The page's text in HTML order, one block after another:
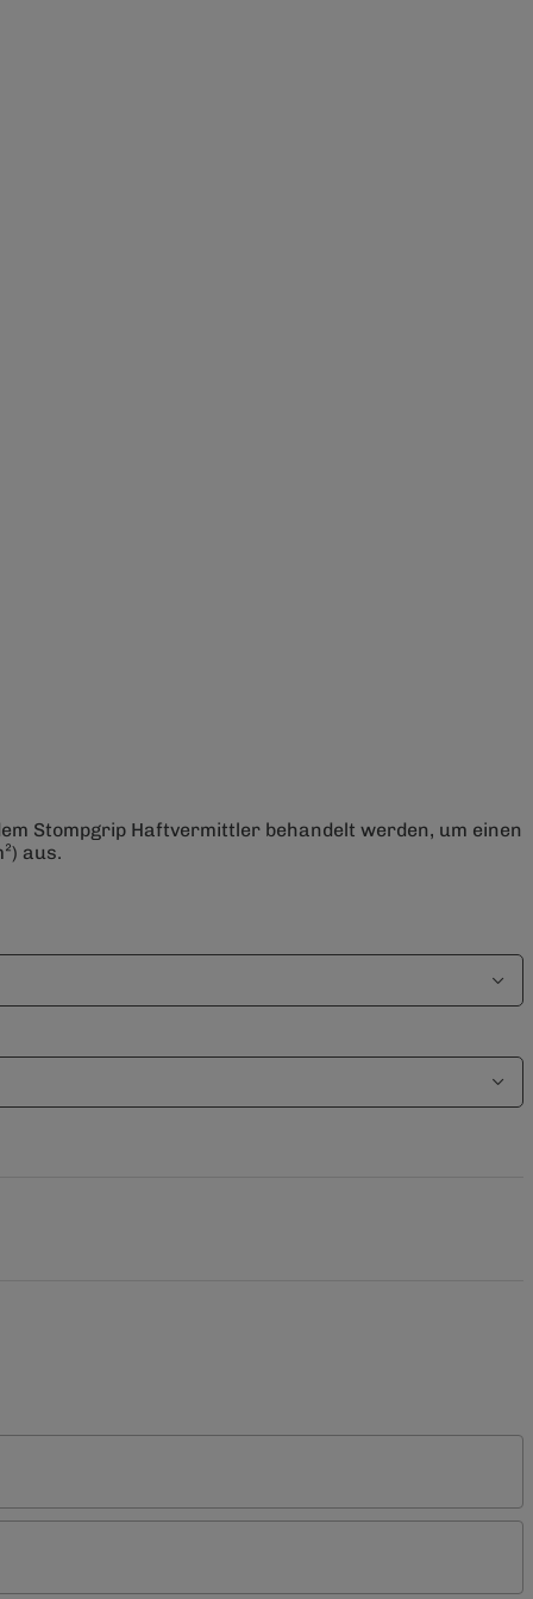
Stompgrip Haftvermittler behandelt werden, um einen
aus.